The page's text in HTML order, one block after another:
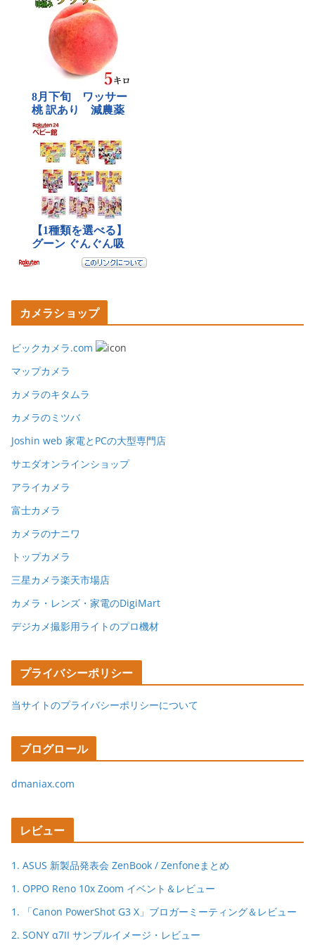
カメラショップ
ビックカメラ.com
マップカメラ
カメラのキタムラ
カメラのミツバ
Joshin web 家電とPCの大型専門店
サエダオンラインショップ
アライカメラ
富士カメラ
カメラのナニワ
トップカメラ
三星カメラ楽天市場店
カメラ・レンズ・家電のDigiMart
デジカメ撮影用ライトのプロ機材
プライバシーポリシー
当サイトのプライバシーポリシーについて
ブログロール
dmaniax.com
レビュー
1. ASUS 新製品発表会 ZenBook / Zenfoneまとめ
1. OPPO Reno 10x Zoom イベント＆レビュー
1. 「Canon PowerShot G3 X」ブロガーミーティング＆レビュー
2. SONY α7II サンプルイメージ・レビュー